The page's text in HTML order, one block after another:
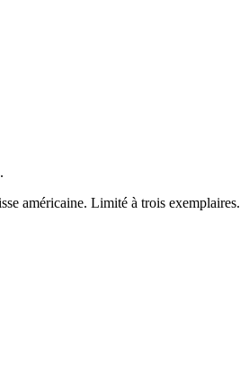
américaine. Limité à trois exemplaires.